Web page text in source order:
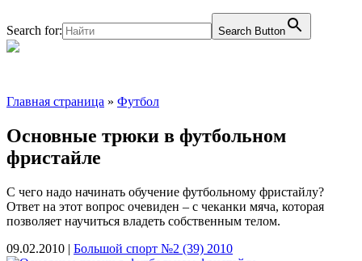
Search for: Search Button
Главная страница » Футбол
Основные трюки в футбольном
фристайле
С чего надо начинать обучение футбольному фристайлу?
Ответ на этот вопрос очевиден – с чеканки мяча, которая
позволяет научиться владеть собственным телом.
09.02.2010 | Большой спорт №2 (39) 2010